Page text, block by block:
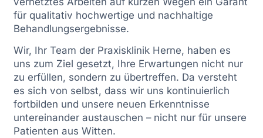
für qualitativ hochwertige und nachhaltige
Behandlungsergebnisse.
Wir, Ihr Team der Praxisklinik Herne, haben es
uns zum Ziel gesetzt, Ihre Erwartungen nicht nur
zu erfüllen, sondern zu übertreffen. Da versteht
es sich von selbst, dass wir uns kontinuierlich
fortbilden und unsere neuen Erkenntnisse
untereinander austauschen – nicht nur für unsere
Patienten aus Witten.